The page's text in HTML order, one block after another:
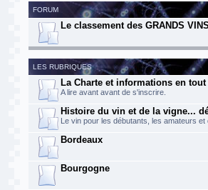
FORUM
Le classement des GRANDS
LES RUBRIQUES
La Charte et informations en tout
A lire avant avant de s'inscrire.
Histoire du vin et de la vigne...
Le vin pour les débutants, les amateurs
Bordeaux
Bourgogne